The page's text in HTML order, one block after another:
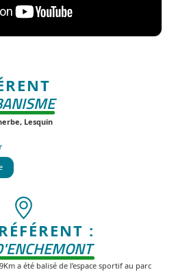
Lesquin
:
a été balisé de l’espace sportif au parc